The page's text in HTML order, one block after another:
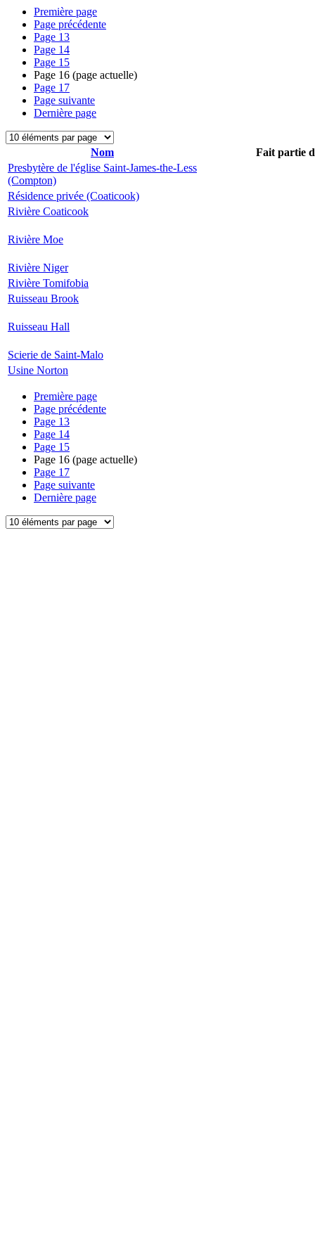
Première page
Page précédente
Page 13
Page 14
Page 15
Page 16 (page actuelle)
Page 17
Page suivante
Dernière page
Nom
Fait partie
Presbytère de l'église Saint-James-the-Less
(Compton)
Résidence privée (Coaticook)
Rivière Coaticook
Rivière Moe
Rivière Niger
Rivière Tomifobia
Ruisseau Brook
Ruisseau Hall
Scierie de Saint-Malo
Usine Norton
Première page
Page précédente
Page 13
Page 14
Page 15
Page 16 (page actuelle)
Page 17
Page suivante
Dernière page